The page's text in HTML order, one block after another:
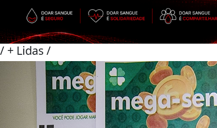
/ + Lidas/